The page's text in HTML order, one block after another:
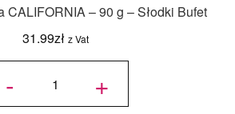
CALIFORNIA – 90 g – Słodki Bufet
31.99zł z Vat
-
ilość
- 90 g -Bufet +